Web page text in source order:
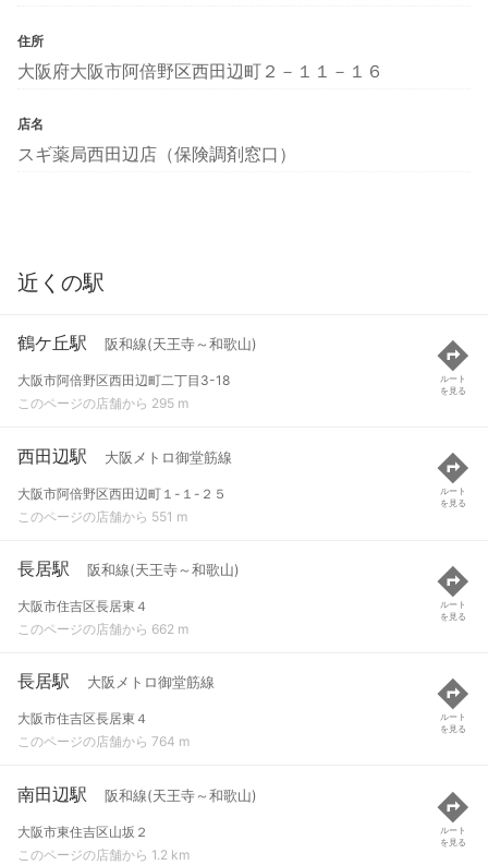
住所
大阪府大阪市阿倍野区西田辺町２－１１－１６
店名
スギ薬局西田辺店（保険調剤窓口）
近くの駅
鶴ケ丘駅 阪和線(天王寺～和歌山)
大阪市阿倍野区西田辺町二丁目3-18
このページの店舗から 295 m
ルート
を見る
西田辺駅 大阪メトロ御堂筋線
大阪市阿倍野区西田辺町１-１-２５
このページの店舗から 551 m
ルート
を見る
長居駅 阪和線(天王寺～和歌山)
大阪市住吉区長居東４
このページの店舗から 662 m
ルート
を見る
長居駅 大阪メトロ御堂筋線
大阪市住吉区長居東４
このページの店舗から 764 m
ルート
を見る
南田辺駅 阪和線(天王寺～和歌山)
大阪市東住吉区山坂２
このページの店舗から 1.2 km
ルート
を見る